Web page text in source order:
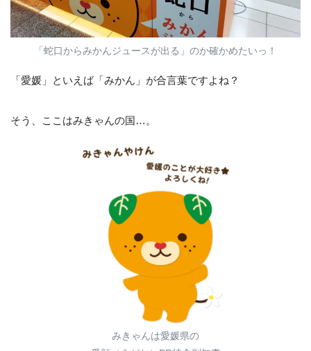
「蛇口からみかんジュースが出る」のか確かめたいっ！
「愛媛」といえば「みかん」が合言葉ですよね？
そう、ここはみきゃんの国…。
みきゃんは愛媛県の